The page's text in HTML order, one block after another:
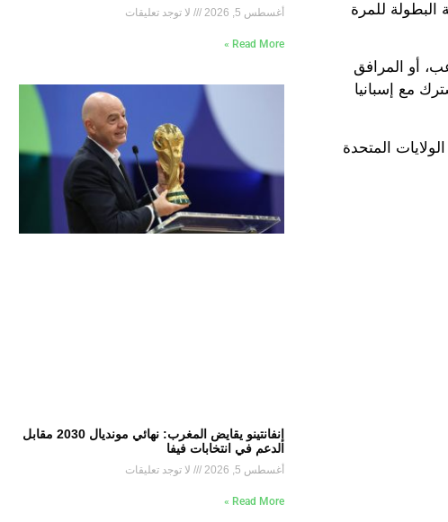
عن إقامة البطولة للمرة
أو المرافق
الكبرى، قبل عام واحد من تنظيم كأس العالم 2030 بشكل مشترك مع إسبانيا
أقيمت في الولايات المتحدة
أغسطس 5, 2026 لا توجد تعليقات
Read More »
إنفانتينو يقايض المغرب: نهائي مونديال 2030 مقابل
الدعم في انتخابات فيفا
أغسطس 5, 2026 لا توجد تعليقات
Read More »